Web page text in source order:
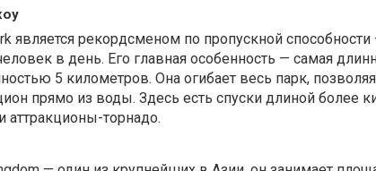
является рекордсменом по пропускной
в день. Его главная особенность — самая
5 километров. Она огибает весь парк, позволяя
прямо из воды. Здесь есть спуски длиной более
аттракционы-торнадо.